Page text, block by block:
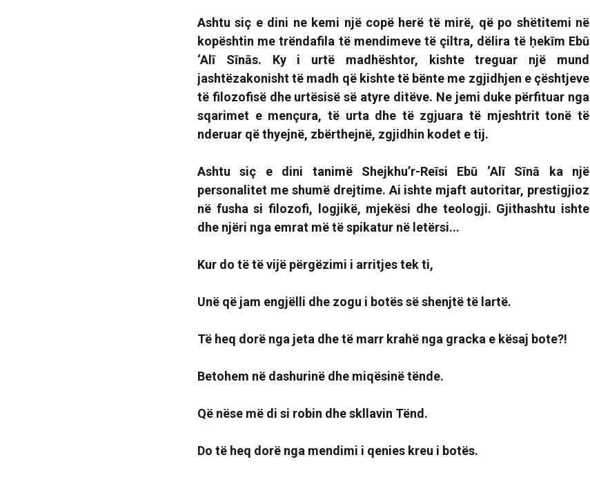
Ashtu siç e dini ne kemi një copë herë të mirë, që po shëtitemi në
kopështin me trëndafila të mendimeve të çiltra, dëlira të ḥekīm Ebū
‘Alī Sīnās. Ky i urtë madhështor, kishte treguar një mund
jashtëzakonisht të madh që kishte të bënte me zgjidhjen e çështjeve
të filozofisë dhe urtësisë së atyre ditëve. Ne jemi duke përfituar nga
sqarimet e mençura, të urta dhe të zgjuara të mjeshtrit tonë të
nderuar që thyejnë, zbërthejnë, zgjidhin kodet e tij.
Ashtu siç e dini tanimë Shejkhu’r-Reīsi Ebū ‘Alī Sīnā ka një
personalitet me shumë drejtime. Ai ishte mjaft autoritar, prestigjioz
në fusha si filozofi, logjikë, mjekësi dhe teologji. Gjithashtu ishte
dhe njëri nga emrat më të spikatur në letërsi...
Kur do të të vijë përgëzimi i arritjes tek ti,
Unë që jam engjëlli dhe zogu i botës së shenjtë të lartë.
Të heq dorë nga jeta dhe të marr krahë nga gracka e kësaj bote?!
Betohem në dashurinë dhe miqësinë tënde.
Që nëse më di si robin dhe skllavin Tënd.
Do të heq dorë nga mendimi i qenies kreu i botës.